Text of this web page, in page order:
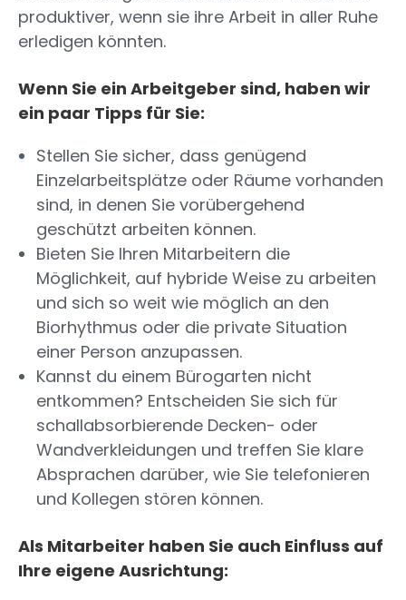
produktiver, wenn sie ihre Arbeit in aller Ruhe
erledigen könnten.
Wenn Sie ein Arbeitgeber sind, haben wir
ein paar Tipps für Sie:
Stellen Sie sicher, dass genügend
Einzelarbeitsplätze oder Räume vorhanden
sind, in denen Sie vorübergehend
geschützt arbeiten können.
Bieten Sie Ihren Mitarbeitern die
Möglichkeit, auf hybride Weise zu arbeiten
und sich so weit wie möglich an den
Biorhythmus oder die private Situation
einer Person anzupassen.
Kannst du einem Bürogarten nicht
entkommen? Entscheiden Sie sich für
schallabsorbierende Decken- oder
Wandverkleidungen und treffen Sie klare
Absprachen darüber, wie Sie telefonieren
und Kollegen stören können.
Als Mitarbeiter haben Sie auch Einfluss auf
Ihre eigene Ausrichtung: